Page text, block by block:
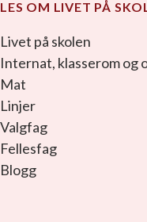
LES OM LIVET PÅ
Livet på skolen
Internat, klasserom og
Mat
Linjer
Valgfag
Fellesfag
Blogg